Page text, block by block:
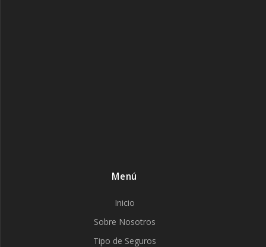
Menú
Inicio
Sobre Nosotros
Tipo de Seguros